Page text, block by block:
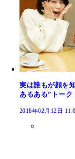
実は誰もが顔を
あるある”トーク
2018年02月12日